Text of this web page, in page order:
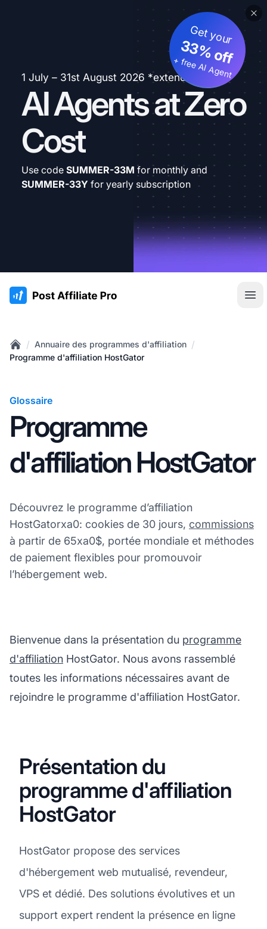
1 July – 31st August 2026 *extended
AI Agents at Zero
Cost
Get your
33% off
+ free AI Agent
Use code SUMMER-33M for monthly and
SUMMER-33Y for yearly subscription
:site.title
Home
/ Annuaire des programmes d'affiliation /
Programme d'affiliation HostGator
Glossaire
Programme
d'affiliation HostGator
Découvrez le programme d’affiliation
HostGatorxa0: cookies de 30 jours, commissions
à partir de 65xa0$, portée mondiale et méthodes
de paiement flexibles pour promouvoir
l’hébergement web.
Bienvenue dans la présentation du programme
d'affiliation HostGator. Nous avons rassemblé
toutes les informations nécessaires avant de
rejoindre le programme d'affiliation HostGator.
Présentation du
programme d'affiliation
HostGator
HostGator propose des services
d'hébergement web mutualisé, revendeur,
VPS et dédié. Des solutions évolutives et un
support expert rendent la présence en ligne